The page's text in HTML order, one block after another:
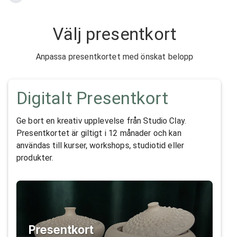
Välj presentkort
Anpassa presentkortet med önskat belopp
Digitalt Presentkort
Ge bort en kreativ upplevelse från Studio Clay.
Presentkortet är giltigt i 12 månader och kan
användas till kurser, workshops, studiotid eller
produkter.
Presentkort